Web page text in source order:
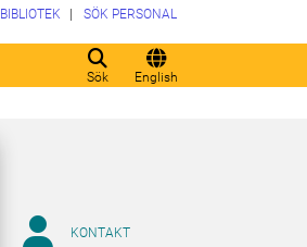
Sök English
BIBLIOTEK SÖK PERSONAL
KONTAKT